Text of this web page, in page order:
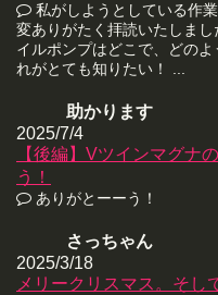
私がしようとしている作
変ありがたく拝読いたしま
イルポンプはどこで、どの
れがとても知りたい！ ...
助かります
2025/7/4
【後編】Vツインマグナ
う！
ありがとーーう！
さっちゃん
2025/3/18
メリークリスマス。そし